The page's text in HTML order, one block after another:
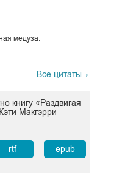
медуза.
Все цитаты
книгу «Раздвигая
Макгэрри
rtf epub